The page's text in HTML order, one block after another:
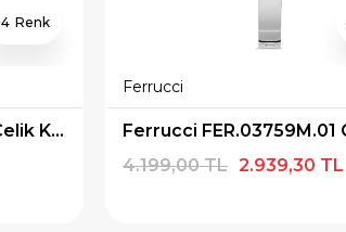
4
Ferrucci FER.03759M.05 Çelik Kordon Kadın Kol Saati
Ferrucci
2.939,30 TL
4.199,00 TL